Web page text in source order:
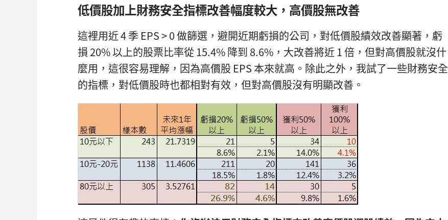
低價股加上財務安全指標改善幅度較大，高價股無改善
這裡用近 4 季 EPS > 0 做篩選，避開近期虧損的公司，對低價股績效改善顯著，虧
損 20% 以上的股票比率從 15.4% 降到 8.6%，大改善將近 1 倍，但對高價股就沒什
麼用，這很容易理解，因為高價股 EPS 本來就高。除此之外，我試了一些財務安全
的指標，對低價股時也都相對有效，但對高價股沒有明顯改善。